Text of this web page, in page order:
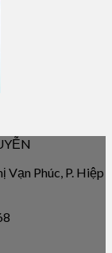
Vạn Phúc, P. Hiệp